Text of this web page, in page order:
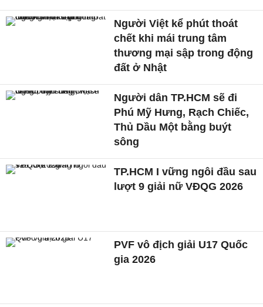
Người Việt kể phút thoát
chết khi mái trung tâm
thương mại sập trong động
đất ở Nhật
Người dân TP.HCM sẽ đi
Phú Mỹ Hưng, Rạch Chiếc,
Thủ Dầu Một bằng buýt
sông
TP.HCM I vững ngôi đầu sau
lượt 9 giải nữ VĐQG 2026
PVF vô địch giải U17 Quốc
gia 2026